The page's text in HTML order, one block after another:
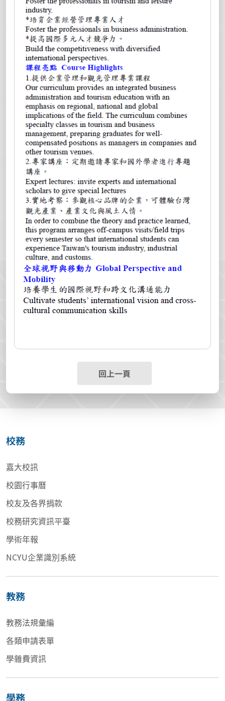
回上一頁
校務
嘉大校訊
校園行事曆
校友及各界捐款
校務研究資訊平臺
學術年報
NCYU企業識別系統
教務
教務法規彙編
各類申請表單
學雜費資訊
學務